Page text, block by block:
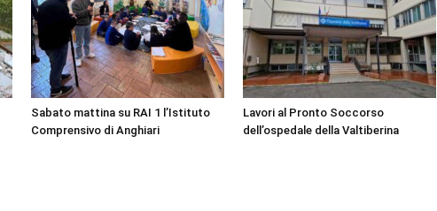
Sabato mattina su RAI 1 l’Istituto
Comprensivo di Anghiari
Lavori al Pronto Soccorso
dell’ospedale della Valtiberina